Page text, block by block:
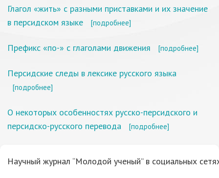
Глагол «жить» с разными приставками и их значение
в персидском языке
[подробнее]
Префикс «по-» с глаголами движения [подробнее]
Персидские следы в лексике русского языка
[подробнее]
О некоторых особенностях русско-персидского и
персидско-русского перевода
[подробнее]
Научный журнал “Молодой ученый” в социальных